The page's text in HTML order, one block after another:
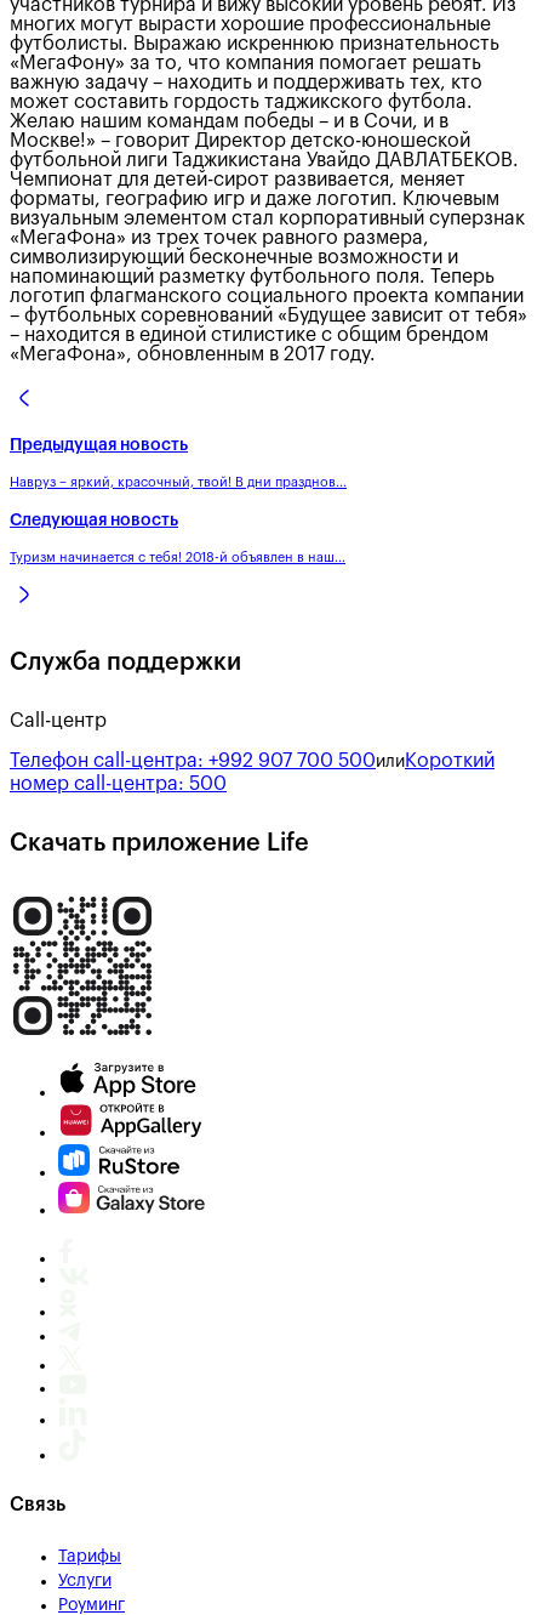
участников турнира и вижу высокий уровень ребят. Из
многих могут вырасти хорошие профессиональные
футболисты. Выражаю искреннюю признательность
«МегаФону» за то, что компания помогает решать
важную задачу – находить и поддерживать тех, кто
может составить гордость таджикского футбола.
Желаю нашим командам победы – и в Сочи, и в
Москве!» – говорит Директор детско-юношеской
футбольной лиги Таджикистана Увайдо ДАВЛАТБЕКОВ.
Чемпионат для детей-сирот развивается, меняет
форматы, географию игр и даже логотип. Ключевым
визуальным элементом стал корпоративный суперзнак
«МегаФона» из трех точек равного размера,
символизирующий бесконечные возможности и
напоминающий разметку футбольного поля. Теперь
логотип флагманского социального проекта компании
– футбольных соревнований «Будущее зависит от тебя»
– находится в единой стилистике с общим брендом
«МегаФона», обновленным в 2017 году.
Предыдущая новость
Навруз – яркий, красочный, твой! В дни празднов...
Следующая новость
Туризм начинается с тебя! 2018-й объявлен в наш...
Служба поддержки
Call-центр
Телефон call-центра: +992 907 700 500или Короткий
номер call-центра: 500
Скачать приложение Life
Связь
Тарифы
Услуги
Роуминг